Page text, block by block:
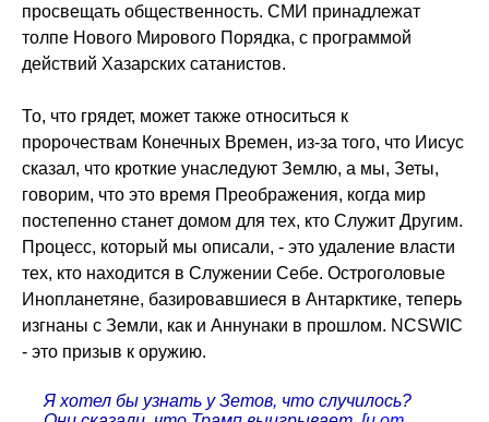
просвещать общественность. СМИ принадлежат
толпе Нового Мирового Порядка, с программой
действий Хазарских сатанистов.
То, что грядет, может также относиться к
пророчествам Конечных Времен, из-за того, что Иисус
сказал, что кроткие унаследуют Землю, а мы, Зеты,
говорим, что это время Преображения, когда мир
постепенно станет домом для тех, кто Служит Другим.
Процесс, который мы описали, - это удаление власти
тех, кто находится в Служении Себе. Остроголовые
Инопланетяне, базировавшиеся в Антарктике, теперь
изгнаны с Земли, как и Аннунаки в прошлом. NCSWIC
- это призыв к оружию.
Я хотел бы узнать у Зетов, что случилось?